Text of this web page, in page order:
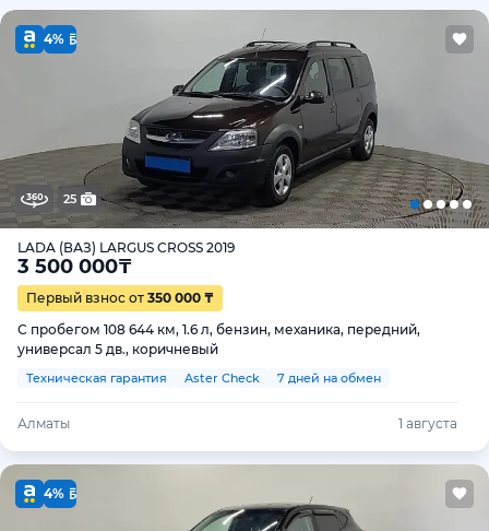
4%
25
LADA (ВАЗ) LARGUS CROSS 2019
3 500 000₸
Первый взнос от 350 000 ₸
С пробегом 108 644 км, 1.6 л, бензин, механика, передний,
универсал 5 дв., коричневый
Техническая гарантия Aster Check 7 дней на обмен
Алматы 1 августа
4%